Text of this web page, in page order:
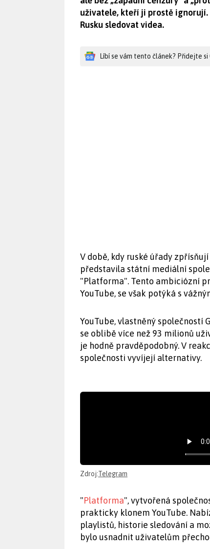
uživatele, kteří ji prostě ignorují.
Rusku sledovat videa.
Líbí se vám tento článek? Přidejte si
V době, kdy ruské úřady
představila státní mediální
"Platforma". Tento ambiciózní
YouTube, se však potýká s
YouTube, vlastněný společností
se oblibě více než 93 milionů
je hodně pravděpodobný. V
společnosti vyvíjejí alternativy.
Zdroj:Telegram
"Platforma", vytvořená
prakticky klonem YouTube.
playlistů, historie sledování a
bylo usnadnit uživatelům